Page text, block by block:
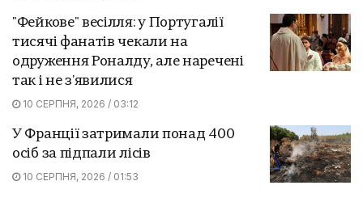
"Фейкове" весілля: у Португалії
тисячі фанатів чекали на
одруження Роналду, але наречені
так і не з'явилися
10 СЕРПНЯ, 2026 / 03:12
У Франції затримали понад 400
осіб за підпали лісів
10 СЕРПНЯ, 2026 / 01:53